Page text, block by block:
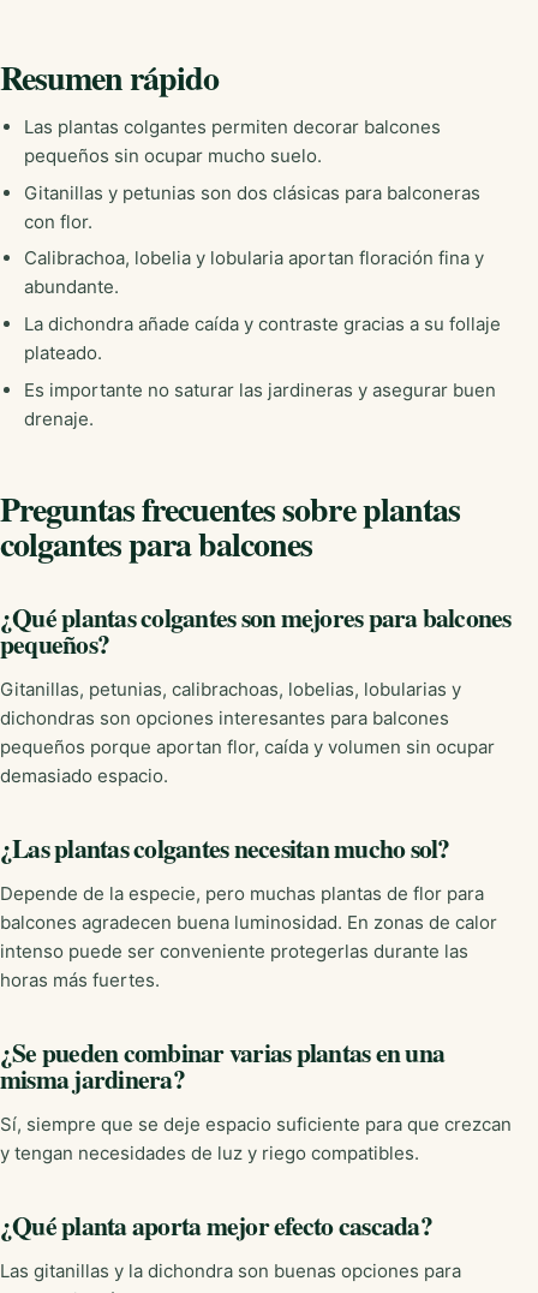
Resumen rápido
Las plantas colgantes permiten decorar balcones
pequeños sin ocupar mucho suelo.
Gitanillas y petunias son dos clásicas para balconeras
con flor.
Calibrachoa, lobelia y lobularia aportan floración fina y
abundante.
La dichondra añade caída y contraste gracias a su follaje
plateado.
Es importante no saturar las jardineras y asegurar buen
drenaje.
Preguntas frecuentes sobre plantas
colgantes para balcones
¿Qué plantas colgantes son mejores para balcones
pequeños?
Gitanillas, petunias, calibrachoas, lobelias, lobularias y
dichondras son opciones interesantes para balcones
pequeños porque aportan flor, caída y volumen sin ocupar
demasiado espacio.
¿Las plantas colgantes necesitan mucho sol?
Depende de la especie, pero muchas plantas de flor para
balcones agradecen buena luminosidad. En zonas de calor
intenso puede ser conveniente protegerlas durante las
horas más fuertes.
¿Se pueden combinar varias plantas en una
misma jardinera?
Sí, siempre que se deje espacio suficiente para que crezcan
y tengan necesidades de luz y riego compatibles.
¿Qué planta aporta mejor efecto cascada?
Las gitanillas y la dichondra son buenas opciones para